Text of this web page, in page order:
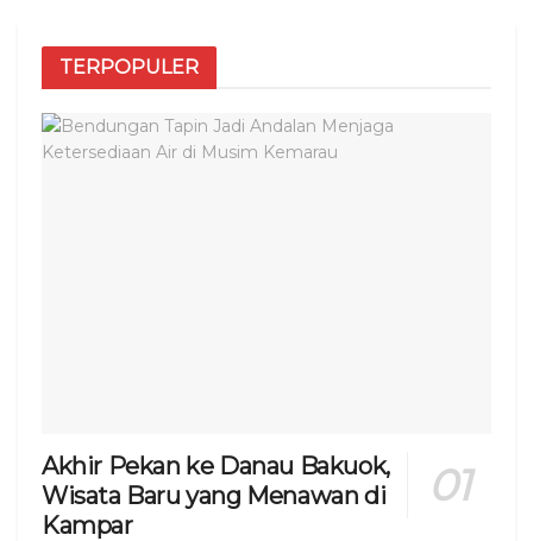
TERPOPULER
Akhir Pekan ke Danau Bakuok,
Wisata Baru yang Menawan di
Kampar